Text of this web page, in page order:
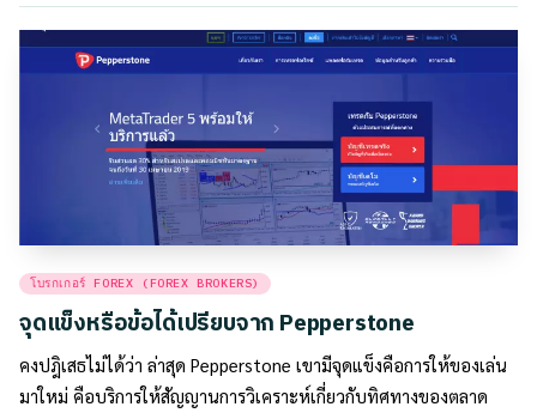
Posted
โบรกเกอร์ FOREX (FOREX BROKERS)
จุดแข็งหรือข้อได้เปรียบจาก Pepperstone
คงปฎิเสธไม่ได้ว่า ล่าสุด Pepperstone เขามีจุดแข็งคือการให้ของเล่น
มาใหม่ คือบริการให้สัญญานการวิเคราะห์เกี่ยวกับทิศทางของตลาด